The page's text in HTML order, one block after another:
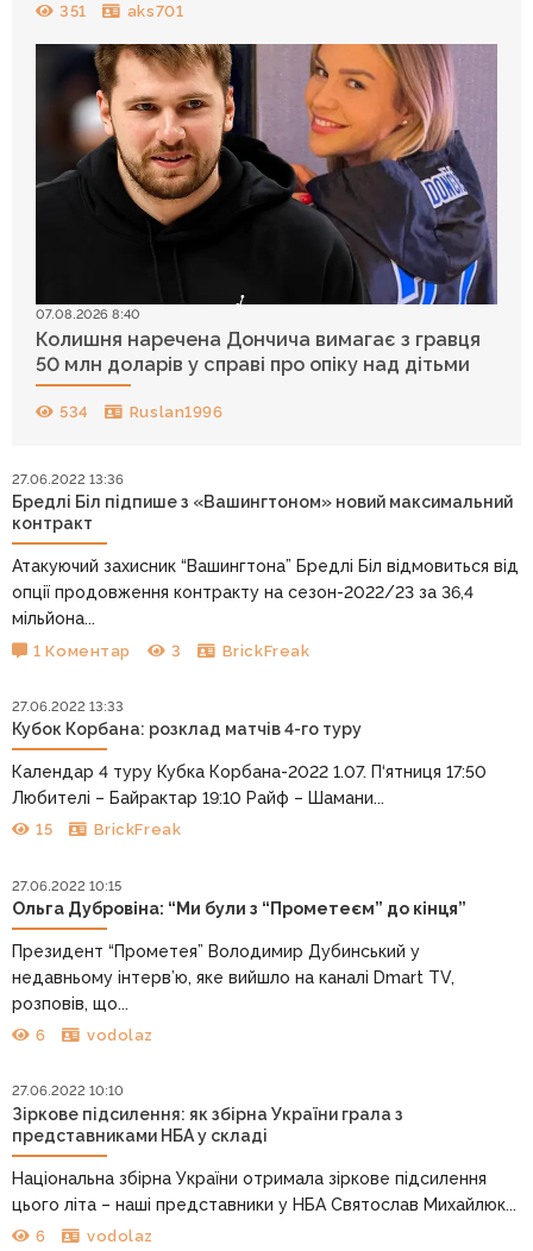
351 aks701
07.08.2026 8:40
Колишня наречена Дончича вимагає з гравця
50 млн доларів у справі про опіку над дітьми
534 Ruslan1996
27.06.2022 13:36
Бредлі Біл підпише з «Вашингтоном» новий максимальний
контракт
Атакуючий захисник “Вашингтона” Бредлі Біл відмовиться від
опції продовження контракту на сезон-2022/23 за 36,4
мільйона...
1 Коментар 3 BrickFreak
27.06.2022 13:33
Кубок Корбана: розклад матчів 4-го туру
Календар 4 туру Кубка Корбана-2022 1.07. П‘ятниця 17:50
Любителі – Байрактар 19:10 Райф – Шамани...
15 BrickFreak
27.06.2022 10:15
Ольга Дубровіна: “Ми були з “Прометеєм” до кінця”
Президент “Прометея” Володимир Дубинський у
недавньому інтерв’ю, яке вийшло на каналі Dmart TV,
розповів, що...
6 vodolaz
27.06.2022 10:10
Зіркове підсилення: як збірна України грала з
представниками НБА у складі
Національна збірна України отримала зіркове підсилення
цього літа – наші представники у НБА Святослав Михайлюк...
6 vodolaz